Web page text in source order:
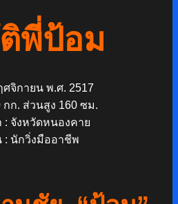
พี่ป้อม
ศจิกายน พ.ศ. 2517
กก. ส่วนสูง 160 ซม.
: จังหวัดหนองคาย
: นักวิ่งมืออาชีพ